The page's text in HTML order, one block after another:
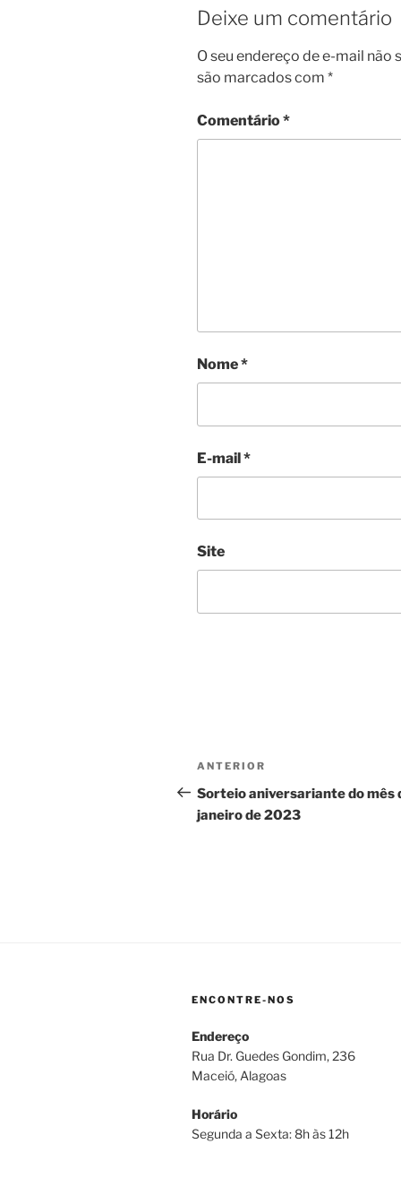
Deixe um comentário
O seu endereço de e-mail não
são marcados com *
Comentário*
Nome*
E-mail*
Site
Navegação
de
Post
Post
anterior
ANTERIOR
Sorteio aniversariante do mês
janeiro de 2023
ENCONTRE-NOS
Endereço
Rua Dr. Guedes Gondim, 236
Maceió, Alagoas
Horário
Segunda a Sexta: 8h às 12h